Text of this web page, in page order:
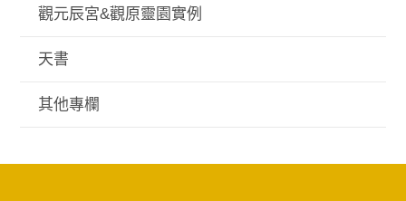
觀元辰宮&觀原靈園實例
天書
其他專欄